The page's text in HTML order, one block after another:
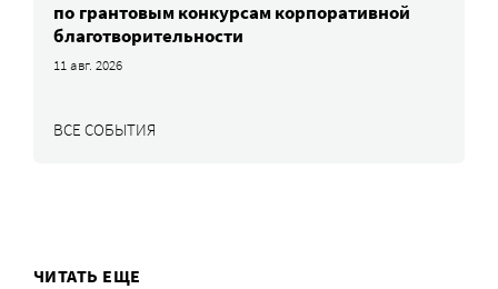
по грантовым конкурсам корпоративной
благотворительности
11 авг. 2026
ВСЕ СОБЫТИЯ
ЧИТАТЬ ЕЩЕ